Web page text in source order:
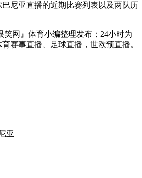
尼亚直播的近期比赛列表以及两队历
网』体育小编整理发布；24小时为
赛事直播、足球直播，世欧预直播。
亚